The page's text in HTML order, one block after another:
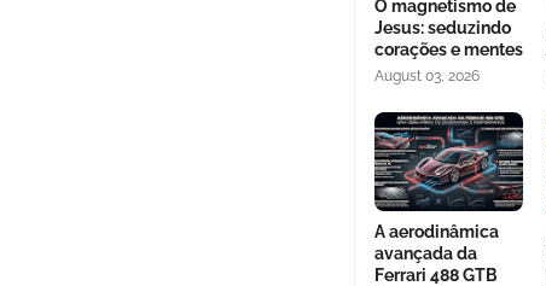
O magnetismo de
Jesus: seduzindo
corações e mentes
August 03, 2026
A aerodinâmica
avançada da
Ferrari 488 GTB